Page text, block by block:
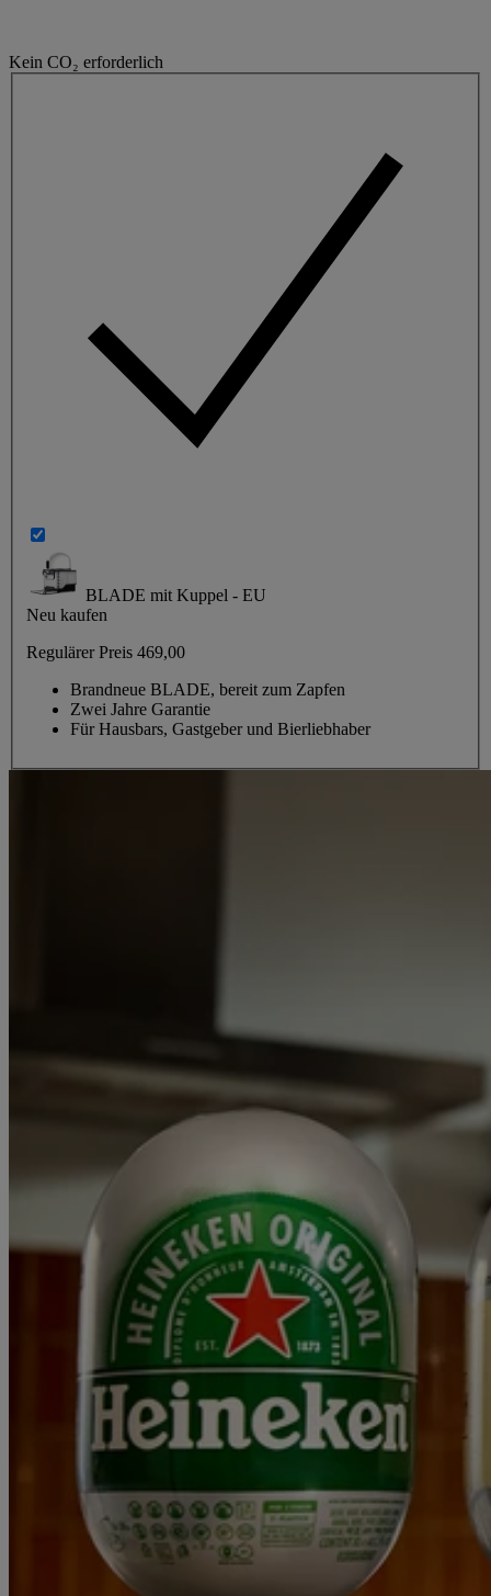
Kein CO₂ erforderlich
BLADE mit Kuppel - EU
Neu kaufen
Regulärer Preis 469,00
Brandneue BLADE, bereit zum Zapfen
Zwei Jahre Garantie
Für Hausbars, Gastgeber und Bierliebhaber